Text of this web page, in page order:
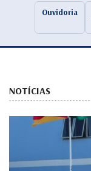
Ouvidoria
NOTÍCIAS